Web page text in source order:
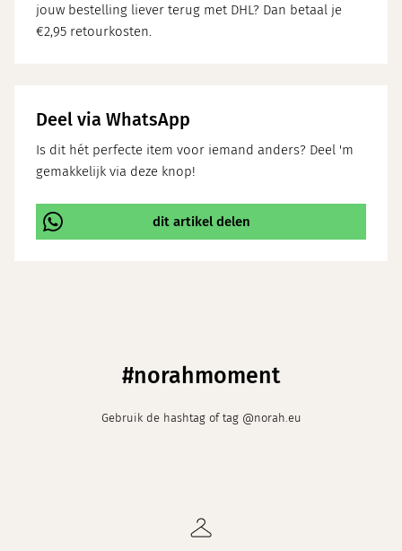
jouw bestelling liever terug met DHL? Dan betaal je
€2,95 retourkosten.
Deel via WhatsApp
Is dit hét perfecte item voor iemand anders? Deel 'm
gemakkelijk via deze knop!
dit artikel delen
#norahmoment
Gebruik de hashtag of tag @norah.eu